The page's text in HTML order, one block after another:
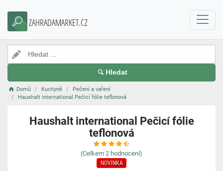
ZAHRADAMARKET.CZ
Hledat
Domů Kuchyně
Pečení a vaření
Haushalt international Pečicí fólie teflonová
Haushalt international Pečicí fólie
teflonová
(Celkem 2 hodnocení)
NOVINKA